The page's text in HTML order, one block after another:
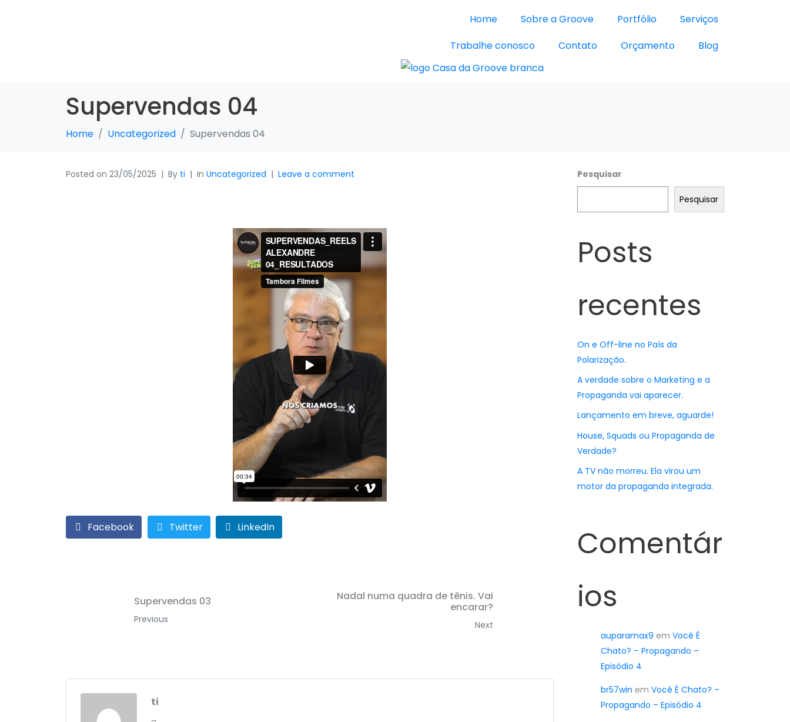
Home Sobre a Groove Portfólio
Serviços
Trabalhe conosco
Contato Orçamento Blog
Supervendas 04
Home Uncategorized Supervendas 04
Posted on 23/05/2025 By ti In Uncategorized Leave a comment
Facebook Twitter LinkedIn
Supervendas 03
Previous
Nadal numa quadra de tênis. Vai
encarar?
Next
ti
Pesquisar
Pesquisar
Posts
recentes
On e Off-line no País da
Polarização.
A verdade sobre o Marketing e a
Propaganda vai aparecer.
Lançamento em breve, aguarde!
House, Squads ou Propaganda de
Verdade?
A TV não morreu. Ela virou um
motor da propaganda integrada.
Comentár
ios
auparamax9 em Você É
Chato? – Propagando –
Episódio 4
br57win em Você É Chato? –
Propagando – Episódio 4